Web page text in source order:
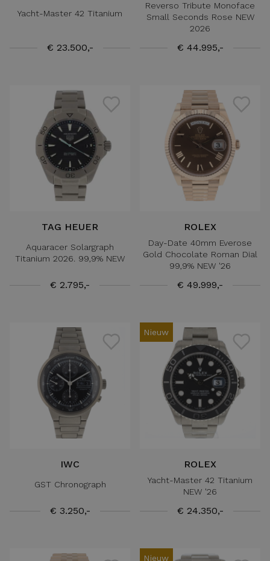
Yacht-Master 42 Titanium
€ 23.500,-
Reverso Tribute Monoface
Small Seconds Rose NEW
2026
€ 44.995,-
TAG HEUER
Aquaracer Solargraph
Titanium 2026. 99,9% NEW
€ 2.795,-
ROLEX
Day-Date 40mm Everose
Gold Chocolate Roman Dial
99,9% NEW '26
€ 49.999,-
IWC
GST Chronograph
€ 3.250,-
Nieuw
ROLEX
Yacht-Master 42 Titanium
NEW '26
€ 24.350,-
Nieuw